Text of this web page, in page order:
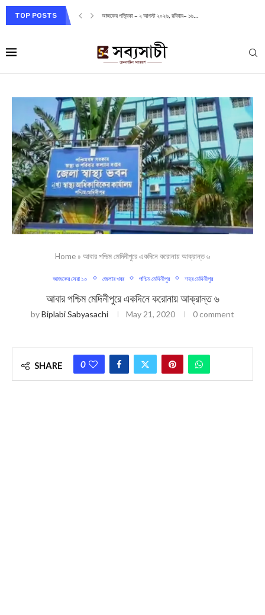
TOP POSTS আজকের পত্রিকা – ২ আগস্ট ২০২৬, রবিবার– ১৬...
Home » আবার পশ্চিম মেদিনীপুরে একদিনে করোনায় আক্রান্ত ৬
আজকের সেরা ১০ জেলার খবর পশ্চিম মেদিনীপুর শহর মেদিনীপুর
আবার পশ্চিম মেদিনীপুরে একদিনে করোনায় আক্রান্ত ৬
byBiplabi Sabyasachi May 21, 2020 0 comment
SHARE 0